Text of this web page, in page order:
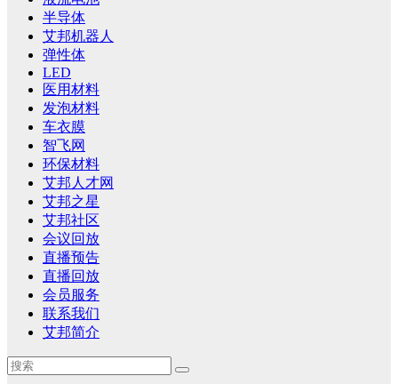
半导体
艾邦机器人
弹性体
LED
医用材料
发泡材料
车衣膜
智飞网
环保材料
艾邦人才网
艾邦之星
艾邦社区
会议回放
直播预告
直播回放
会员服务
联系我们
艾邦简介